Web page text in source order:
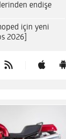
endişe
için yeni
2026]